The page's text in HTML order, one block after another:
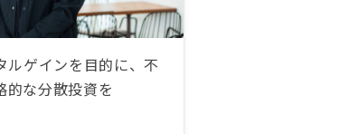
ルゲインを目的に、不
的な分散投資を